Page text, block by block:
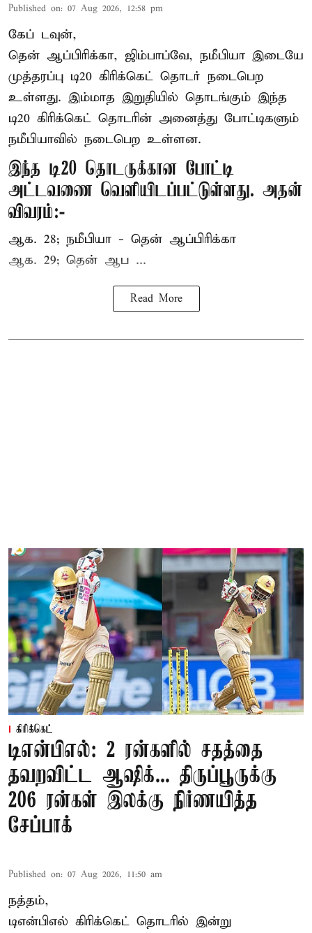
Published on: 07 Aug 2026, 12:58 pm
கேப் டவுன்,
தென் ஆப்பிரிக்கா, ஜிம்பாப்வே, நமீபியா இடையே
முத்தரப்பு டி20 கிரிக்கெட் தொடர் நடைபெற
உள்ளது. இம்மாத இறுதியில் தொடங்கும் இந்த
டி20 கிரிக்கெட் தொடரின் அனைத்து போட்டிகளும்
நமீபியாவில் நடைபெற உள்ளன.
இந்த டி20 தொடருக்கான போட்டி
அட்டவணை வெளியிடப்பட்டுள்ளது. அதன்
விவரம்:-
ஆக. 28; நமீபியா - தென் ஆப்பிரிக்கா
ஆக. 29; தென் ஆப ...
Read More
கிரிக்கெட்
டிஎன்பிஎல்: 2 ரன்களில் சதத்தை
தவறவிட்ட ஆஷிக்... திருப்பூருக்கு
206 ரன்கள் இலக்கு நிர்ணயித்த
சேப்பாக்
Published on: 07 Aug 2026, 11:50 am
நத்தம்,
டிஎன்பிஎல் கிரிக்கெட் தொடரில் இன்று